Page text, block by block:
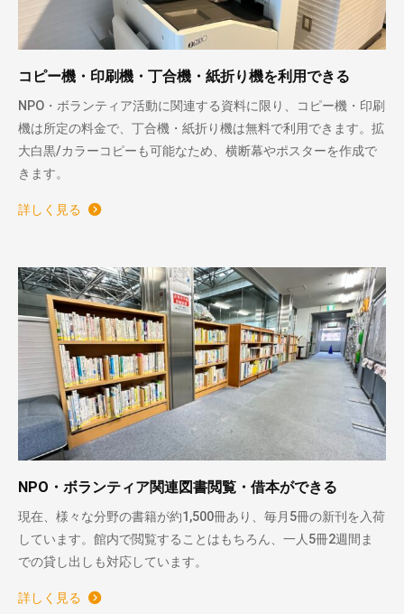
コピー機・印刷機・丁合機・紙折り機を利用できる
NPO・ボランティア活動に関連する資料に限り、コピー機・印刷
機は所定の料金で、丁合機・紙折り機は無料で利用できます。拡
大白黒/カラーコピーも可能なため、横断幕やポスターを作成で
きます。
詳しく見る
NPO・ボランティア関連図書閲覧・借本ができる
現在、様々な分野の書籍が約1,500冊あり、毎月5冊の新刊を入荷
しています。館内で閲覧することはもちろん、一人5冊2週間ま
での貸し出しも対応しています。
詳しく見る